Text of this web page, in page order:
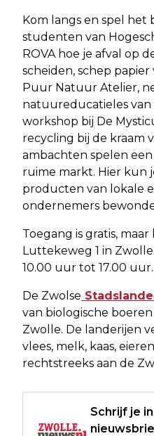
Kom langs en spel het
studenten van
ROVA hoe je afval op
scheiden, schep
Puur Natuur Atelier,
natuureducatieles van
workshop bij De
recycling bij de kraam
ambachten spelen
ruime markt. Hier kun
producten van lokale
ondernemers
Toegang is gratis,
Luttekeweg 1 in
10.00 uur tot 17.00 uur.
De Zwolse
van biologische
Zwolle. De landerijen
vlees, melk, kaas,
rechtstreeks aan de
Schrijf je